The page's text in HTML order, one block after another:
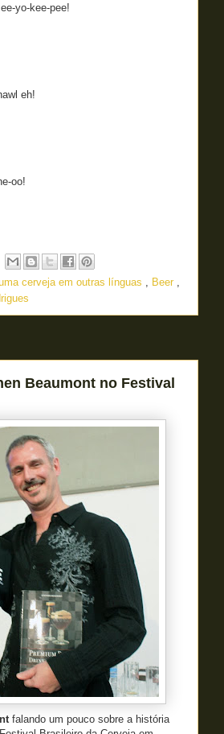
yo-kee-pee!
eh!
oo!
cerveja em outras línguas , Beer ,
Beaumont no Festival
falando um pouco sobre a história